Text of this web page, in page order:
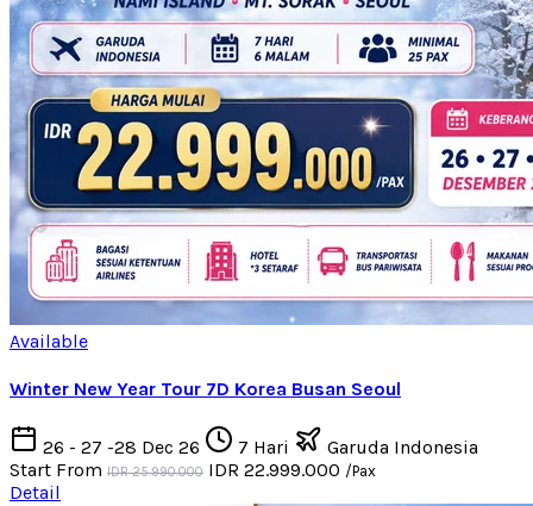
Available
Winter New Year Tour 7D Korea Busan Seoul
26 - 27 -28 Dec 26 7 Hari
Garuda Indonesia
Start From IDR 25.990.000 IDR 22.999.000 /Pax
Detail